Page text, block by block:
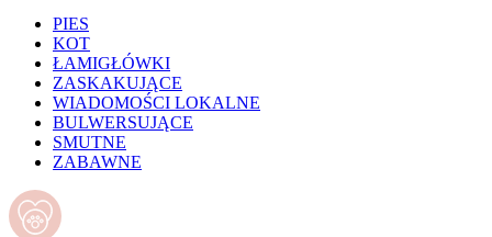
PIES
KOT
ŁAMIGŁÓWKI
ZASKAKUJĄCE
WIADOMOŚCI LOKALNE
BULWERSUJĄCE
SMUTNE
ZABAWNE